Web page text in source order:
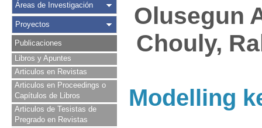
Áreas de Investigación
Proyectos
Publicaciones
Libros y Apuntes
Articulos en Revistas
Articulos en Proceedings o
Capítulos de Libros
Articulos de Tesistas de
Pregrado en Revistas
Olusegun
Chouly,
Modelling